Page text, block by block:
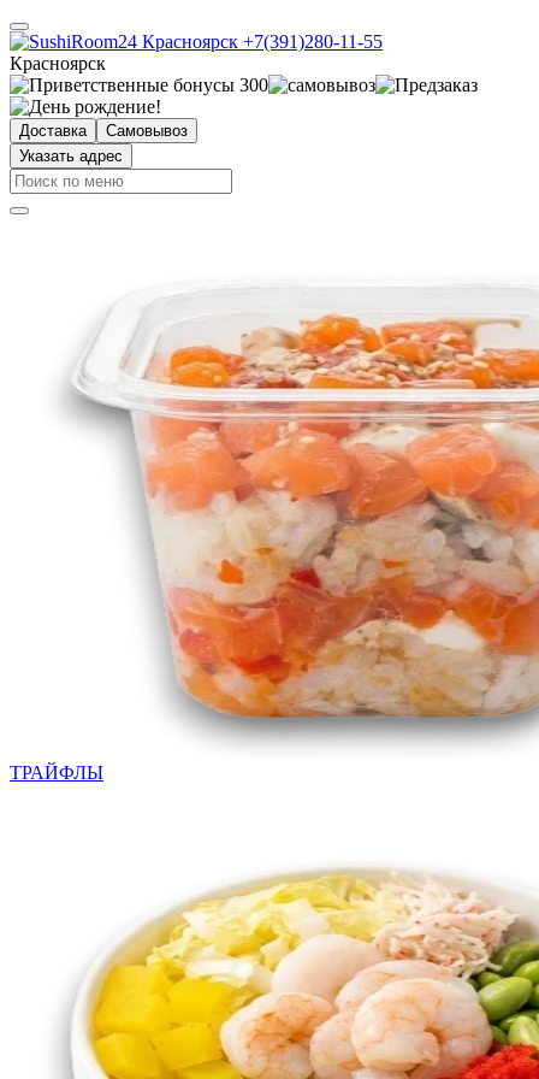
Красноярск
Доставка
Самовывоз
Указать адрес
ТРАЙФЛЫ